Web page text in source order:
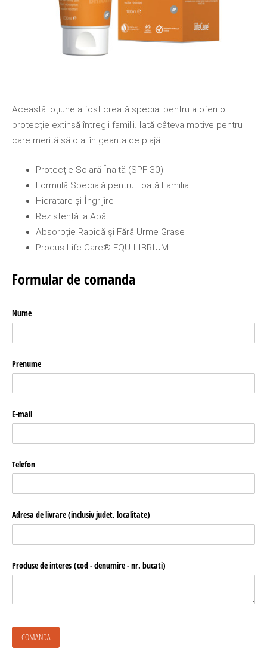
Această loțiune a fost creată special pentru a oferi o
protecție extinsă întregii familii. Iată câteva motive pentru
care merită să o ai în geanta de plajă:
Protecție Solară Înaltă (SPF 30)
Formulă Specială pentru Toată Familia
Hidratare și Îngrijire
Rezistență la Apă
Absorbție Rapidă și Fără Urme Grase
Produs Life Care® EQUILIBRIUM